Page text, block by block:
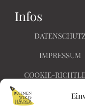
Infos
DATENSCHUTZ
IMPRESSUM
COOKIE-